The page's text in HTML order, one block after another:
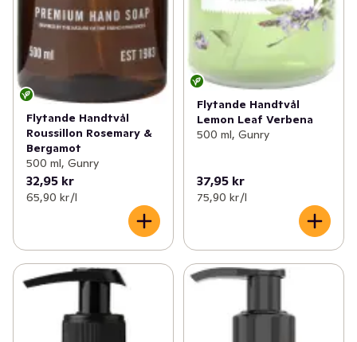
Flytande Handtvål
Roussillon Rosemary &
Bergamot
500 ml, Gunry
32,95 kr
65,90 kr /l
Flytande Handtvål
Lemon Leaf Verbena
500 ml, Gunry
37,95 kr
75,90 kr /l